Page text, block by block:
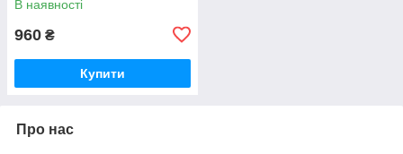
В наявності
960 ₴
Купити
Про нас